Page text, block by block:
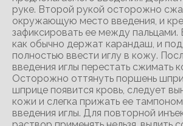
руке. Второй рукой осторожно
окружающую место введения, и
зафиксировать ее между пальцами.
как обычно держат карандаш, и под
полностью ввести иглу в кожу.
введения иглы перестать сжимать
Осторожно оттянуть поршень
шприце появится кровь, следует
кожи и слегка прижать ее
введения иглы. Для повторной